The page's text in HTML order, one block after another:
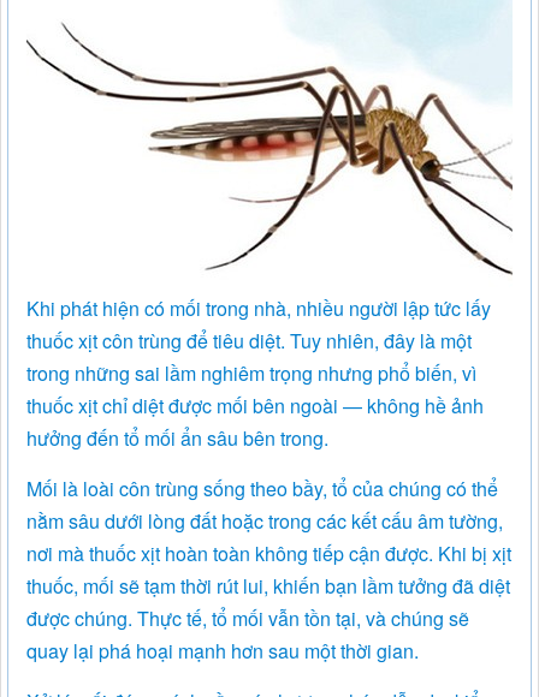
Khi phát hiện có mối trong nhà, nhiều người lập tức lấy
thuốc xịt côn trùng để tiêu diệt. Tuy nhiên, đây là một
trong những sai lầm nghiêm trọng nhưng phổ biến, vì
thuốc xịt chỉ diệt được mối bên ngoài — không hề ảnh
hưởng đến tổ mối ẩn sâu bên trong.
Mối là loài côn trùng sống theo bầy, tổ của chúng có thể
nằm sâu dưới lòng đất hoặc trong các kết cấu âm tường,
nơi mà thuốc xịt hoàn toàn không tiếp cận được. Khi bị xịt
thuốc, mối sẽ tạm thời rút lui, khiến bạn lầm tưởng đã diệt
được chúng. Thực tế, tổ mối vẫn tồn tại, và chúng sẽ
quay lại phá hoại mạnh hơn sau một thời gian.